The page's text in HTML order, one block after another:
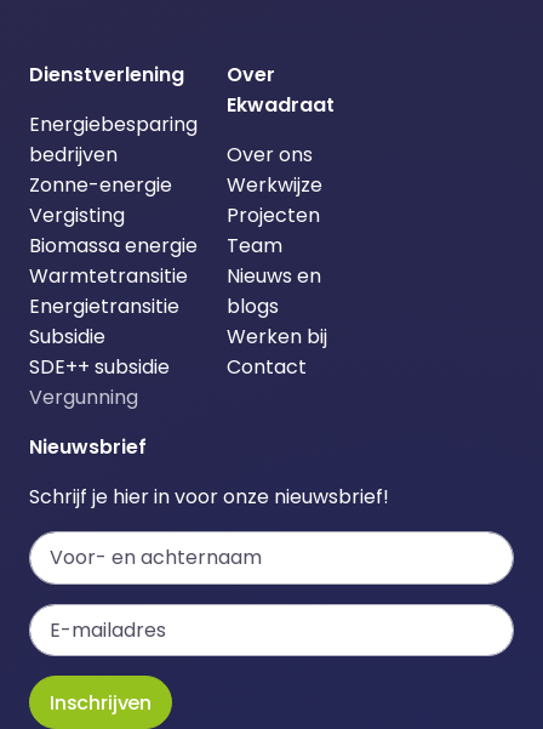
Dienstverlening
Energiebesparing
bedrijven
Zonne-energie
Vergisting
Biomassa energie
Warmtetransitie
Energietransitie
Subsidie
SDE++ subsidie
Vergunning
Over
Ekwadraat
Over ons
Werkwijze
Projecten
Team
Nieuws en
blogs
Werken bij
Contact
Nieuwsbrief
Schrijf je hier in voor onze nieuwsbrief!
Inschrijven